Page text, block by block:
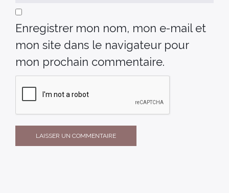
Enregistrer mon nom, mon e-mail et
mon site dans le navigateur pour
mon prochain commentaire.